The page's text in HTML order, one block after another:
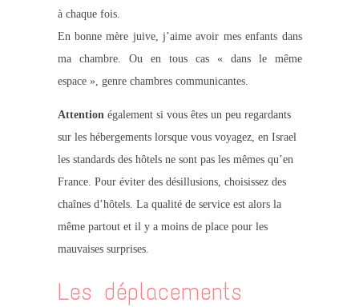
à chaque fois.
En bonne mère juive, j’aime avoir mes enfants dans
ma chambre. Ou en tous cas « dans le même
espace », genre chambres communicantes.
Attention également si vous êtes un peu regardants
sur les hébergements lorsque vous voyagez, en Israel
les standards des hôtels ne sont pas les mêmes qu’en
France. Pour éviter des désillusions, choisissez des
chaînes d’hôtels. La qualité de service est alors la
même partout et il y a moins de place pour les
mauvaises surprises.
Les déplacements